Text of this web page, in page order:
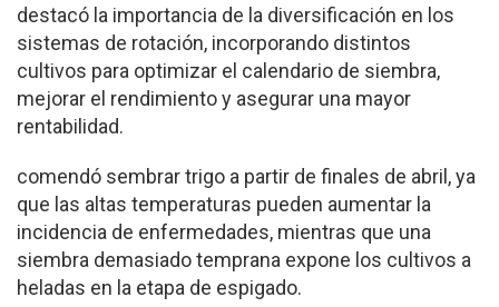
destacó la importancia de la diversificación en los
sistemas de rotación, incorporando distintos
cultivos para optimizar el calendario de siembra,
mejorar el rendimiento y asegurar una mayor
rentabilidad.
comendó sembrar trigo a partir de finales de abril, ya
que las altas temperaturas pueden aumentar la
incidencia de enfermedades, mientras que una
siembra demasiado temprana expone los cultivos a
heladas en la etapa de espigado.